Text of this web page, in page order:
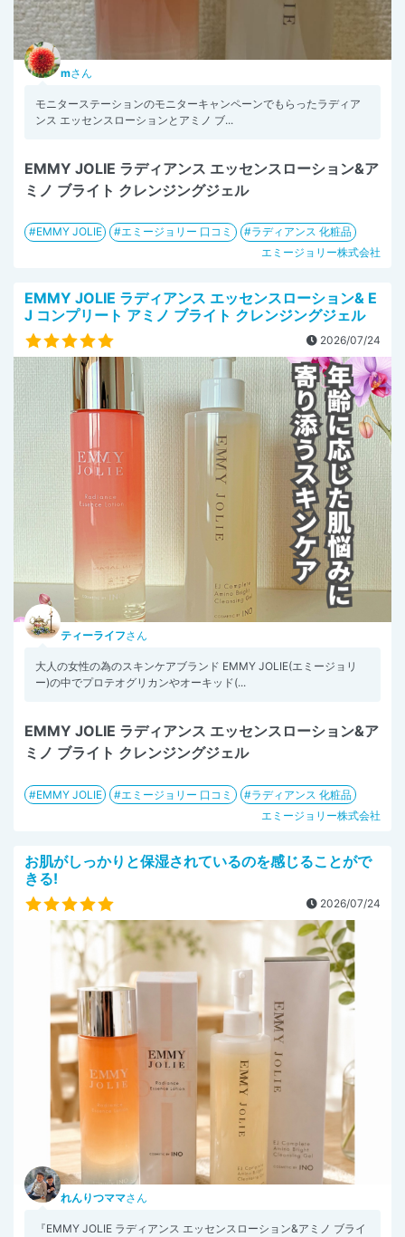
mさん
モニターステーションのモニターキャンペーンでもらったラディア
ンス エッセンスローションとアミノ ブ...
EMMY JOLIE ラディアンス エッセンスローション&ア
ミノ ブライト クレンジングジェル
EMMY JOLIE エミージョリー 口コミ
ラディアンス 化粧品
エミージョリー株式会社
EMMY JOLIE ラディアンス エッセンスローション& E
J コンプリート アミノ ブライト クレンジングジェル
2026/07/24
ティーライフさん
大人の女性の為のスキンケアブランド EMMY JOLIE(エミージョリ
ー)の中でプロテオグリカンやオーキッド(...
EMMY JOLIE ラディアンス エッセンスローション&ア
ミノ ブライト クレンジングジェル
EMMY JOLIE エミージョリー 口コミ
ラディアンス 化粧品
エミージョリー株式会社
お肌がしっかりと保湿されているのを感じることがで
きる!
2026/07/24
れんりつママさん
『EMMY JOLIE ラディアンス エッセンスローション&アミノ ブライ